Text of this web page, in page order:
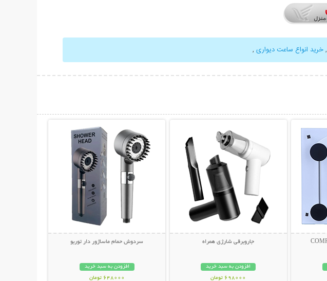
,خرید انواع ساعت دیواری ,
جاروبرقی شارژی همراه
افزودن به سبد خرید
698000 تومان
سردوش حمام ماساژور دار توربو
افزودن به سبد خرید
648000 تومان